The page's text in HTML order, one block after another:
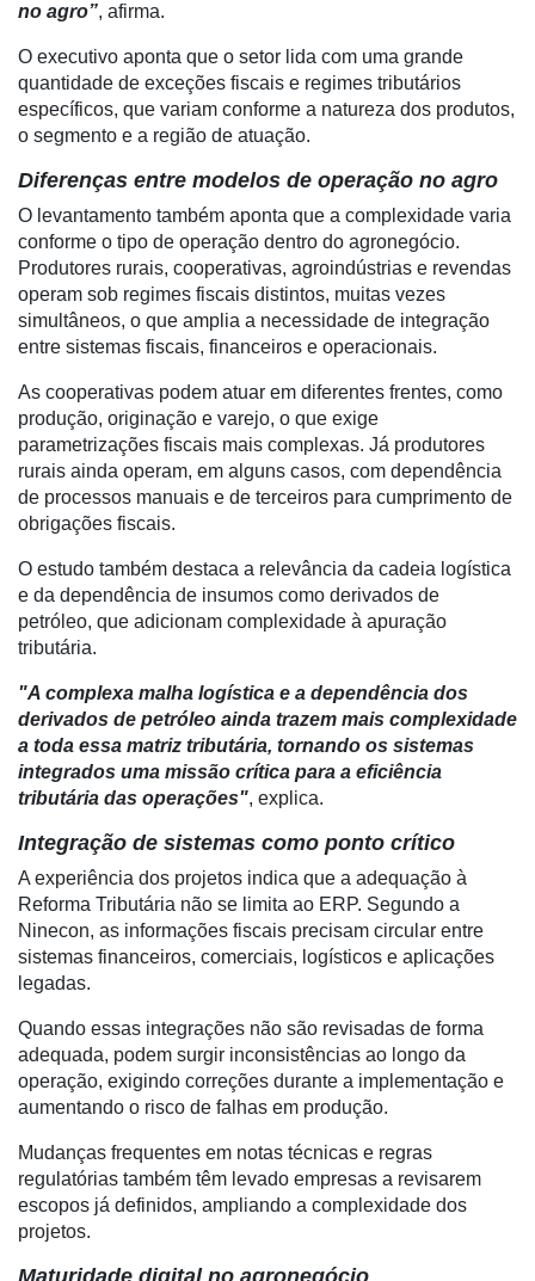
Artigos
Agenda
Agricultura
de
Precisão
Automação
e
Robótica
Conectividade
Dados
Análise
E-
Commerce
Informatização
Agricultura
Vertical
Software
Tecnologia
para
Recursos
Hídricos
Membros
Liberali
Netrin
Néctar
Tecprime
Agro
Lean
Consulting
Manager
ONE
CHB
no agro”, afirma.
O executivo aponta que o setor lida com uma grande
quantidade de exceções fiscais e regimes tributários
específicos, que variam conforme a natureza dos produtos,
o segmento e a região de atuação.
Diferenças entre modelos de operação no agro
O levantamento também aponta que a complexidade varia
conforme o tipo de operação dentro do agronegócio.
Produtores rurais, cooperativas, agroindústrias e revendas
operam sob regimes fiscais distintos, muitas vezes
simultâneos, o que amplia a necessidade de integração
entre sistemas fiscais, financeiros e operacionais.
As cooperativas podem atuar em diferentes frentes, como
produção, originação e varejo, o que exige
parametrizações fiscais mais complexas. Já produtores
rurais ainda operam, em alguns casos, com dependência
de processos manuais e de terceiros para cumprimento de
obrigações fiscais.
O estudo também destaca a relevância da cadeia logística
e da dependência de insumos como derivados de
petróleo, que adicionam complexidade à apuração
tributária.
"A complexa malha logística e a dependência dos
derivados de petróleo ainda trazem mais complexidade
a toda essa matriz tributária, tornando os sistemas
integrados uma missão crítica para a eficiência
tributária das operações", explica.
Integração de sistemas como ponto crítico
A experiência dos projetos indica que a adequação à
Reforma Tributária não se limita ao ERP. Segundo a
Ninecon, as informações fiscais precisam circular entre
sistemas financeiros, comerciais, logísticos e aplicações
legadas.
Quando essas integrações não são revisadas de forma
adequada, podem surgir inconsistências ao longo da
operação, exigindo correções durante a implementação e
aumentando o risco de falhas em produção.
Mudanças frequentes em notas técnicas e regras
regulatórias também têm levado empresas a revisarem
escopos já definidos, ampliando a complexidade dos
projetos.